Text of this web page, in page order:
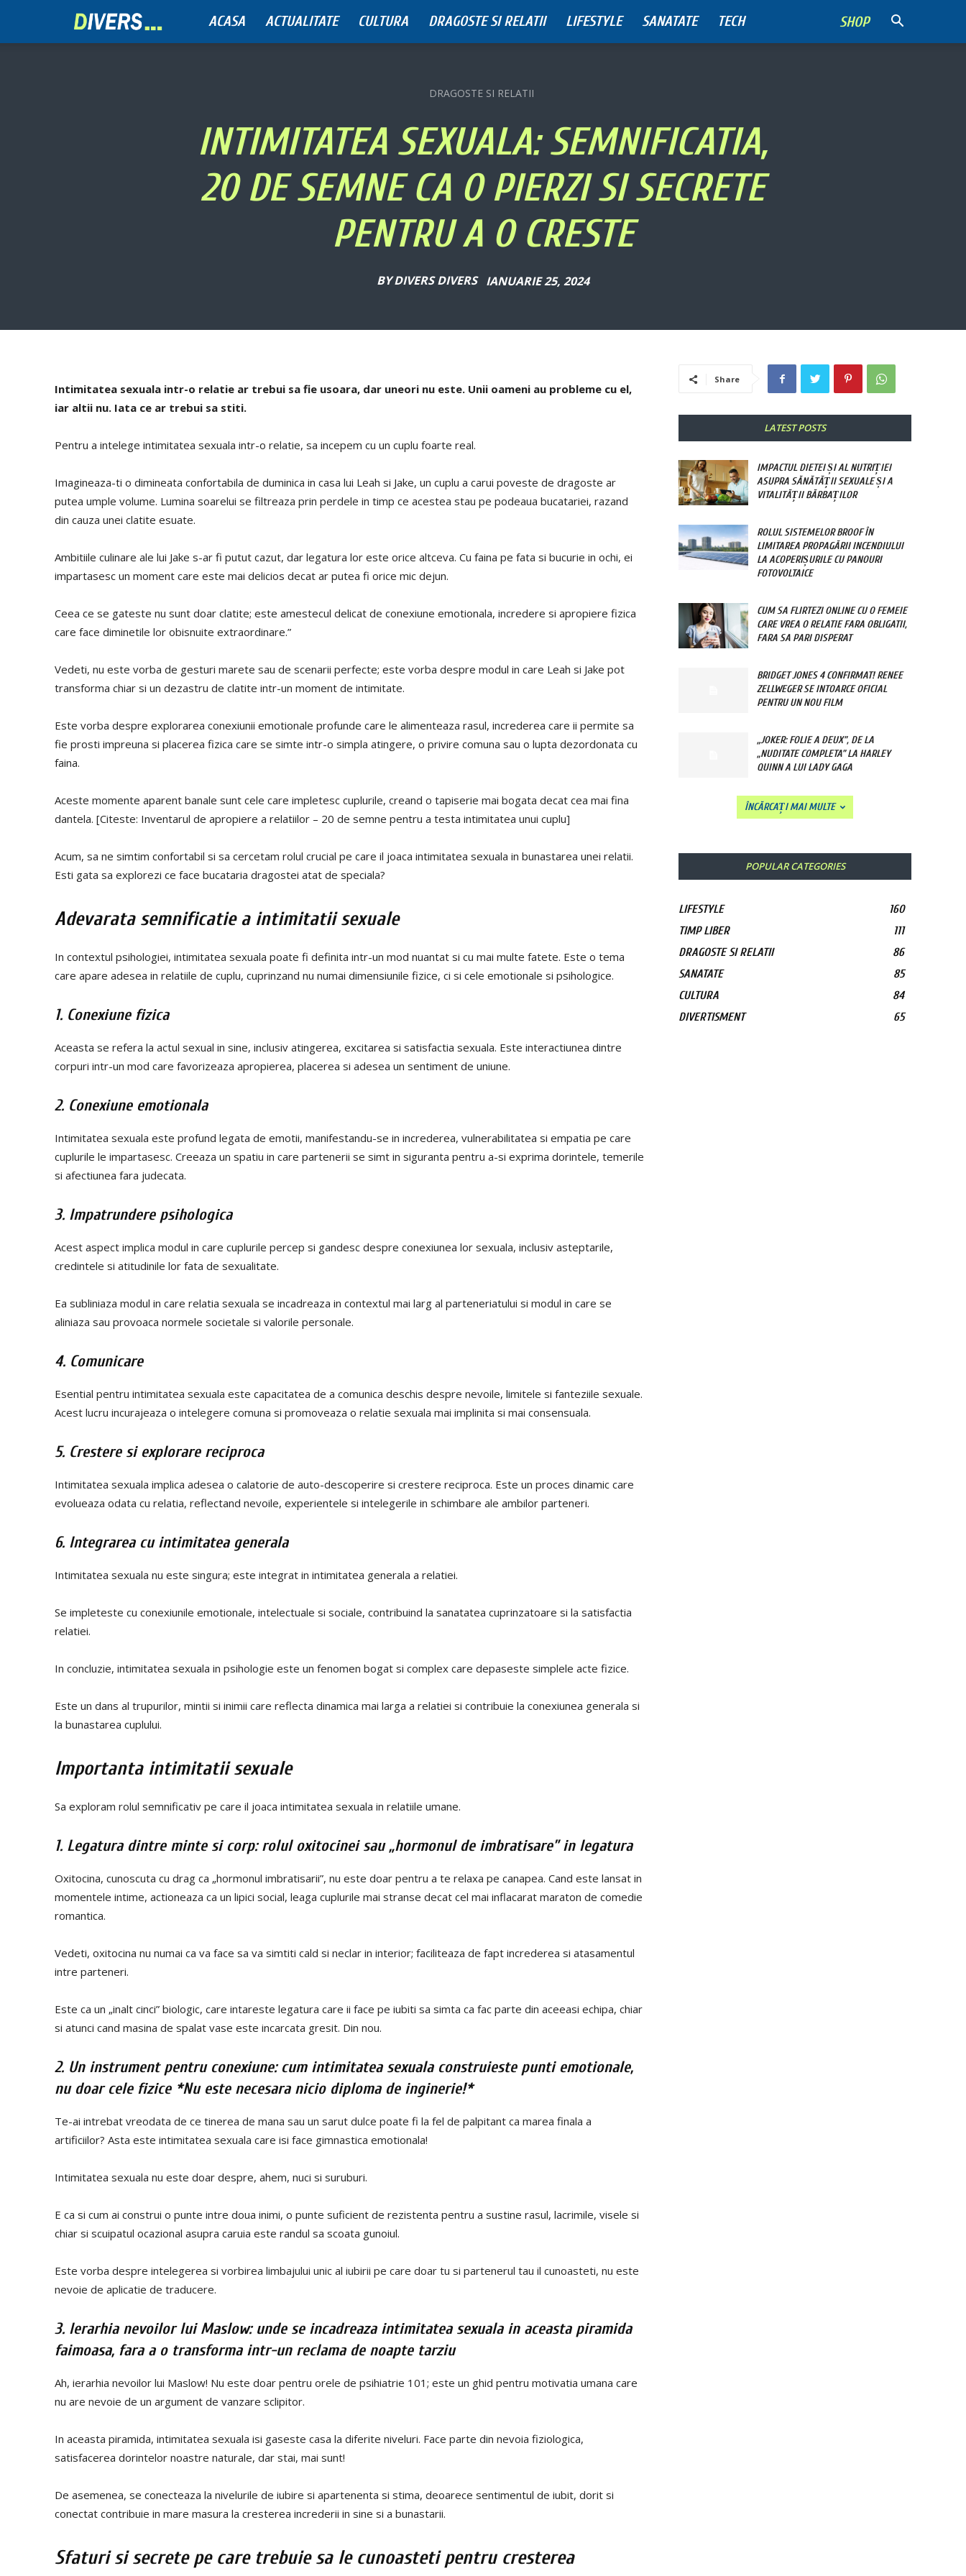
SHOP
ACASA ACTUALITATE CULTURA DRAGOSTE SI RELATII LIFESTYLE SANATATE TECH
DRAGOSTE SI RELATII
INTIMITATEA SEXUALA: SEMNIFICATIA,
20 DE SEMNE CA O PIERZI SI SECRETE
PENTRU A O CRESTE
BYDIVERS DIVERS IANUARIE 25, 2024
Intimitatea sexuala intr-o relatie ar trebui sa fie usoara, dar uneori nu este. Unii oameni au probleme cu el,
iar altii nu. Iata ce ar trebui sa stiti.
Pentru a intelege intimitatea sexuala intr-o relatie, sa incepem cu un cuplu foarte real.
Imagineaza-ti o dimineata confortabila de duminica in casa lui Leah si Jake, un cuplu a carui poveste de dragoste ar
putea umple volume. Lumina soarelui se filtreaza prin perdele in timp ce acestea stau pe podeaua bucatariei, razand
din cauza unei clatite esuate.
Ambitiile culinare ale lui Jake s-ar fi putut cazut, dar legatura lor este orice altceva. Cu faina pe fata si bucurie in ochi, ei
impartasesc un moment care este mai delicios decat ar putea fi orice mic dejun.
Ceea ce se gateste nu sunt doar clatite; este amestecul delicat de conexiune emotionala, incredere si apropiere fizica
care face diminetile lor obisnuite extraordinare.”
Vedeti, nu este vorba de gesturi marete sau de scenarii perfecte; este vorba despre modul in care Leah si Jake pot
transforma chiar si un dezastru de clatite intr-un moment de intimitate.
Este vorba despre explorarea conexiunii emotionale profunde care le alimenteaza rasul, increderea care ii permite sa
fie prosti impreuna si placerea fizica care se simte intr-o simpla atingere, o privire comuna sau o lupta dezordonata cu
faina.
Aceste momente aparent banale sunt cele care impletesc cuplurile, creand o tapiserie mai bogata decat cea mai fina
dantela. [Citeste: Inventarul de apropiere a relatiilor – 20 de semne pentru a testa intimitatea unui cuplu]
Acum, sa ne simtim confortabil si sa cercetam rolul crucial pe care il joaca intimitatea sexuala in bunastarea unei relatii.
Esti gata sa explorezi ce face bucataria dragostei atat de speciala?
Adevarata semnificatie a intimitatii sexuale
In contextul psihologiei, intimitatea sexuala poate fi definita intr-un mod nuantat si cu mai multe fatete. Este o tema
care apare adesea in relatiile de cuplu, cuprinzand nu numai dimensiunile fizice, ci si cele emotionale si psihologice.
1. Conexiune fizica
Aceasta se refera la actul sexual in sine, inclusiv atingerea, excitarea si satisfactia sexuala. Este interactiunea dintre
corpuri intr-un mod care favorizeaza apropierea, placerea si adesea un sentiment de uniune.
2. Conexiune emotionala
Intimitatea sexuala este profund legata de emotii, manifestandu-se in increderea, vulnerabilitatea si empatia pe care
cuplurile le impartasesc. Creeaza un spatiu in care partenerii se simt in siguranta pentru a-si exprima dorintele, temerile
si afectiunea fara judecata.
3. Impatrundere psihologica
Acest aspect implica modul in care cuplurile percep si gandesc despre conexiunea lor sexuala, inclusiv asteptarile,
credintele si atitudinile lor fata de sexualitate.
Ea subliniaza modul in care relatia sexuala se incadreaza in contextul mai larg al parteneriatului si modul in care se
aliniaza sau provoaca normele societale si valorile personale.
4. Comunicare
Esential pentru intimitatea sexuala este capacitatea de a comunica deschis despre nevoile, limitele si fanteziile sexuale.
Acest lucru incurajeaza o intelegere comuna si promoveaza o relatie sexuala mai implinita si mai consensuala.
5. Crestere si explorare reciproca
Intimitatea sexuala implica adesea o calatorie de auto-descoperire si crestere reciproca. Este un proces dinamic care
evolueaza odata cu relatia, reflectand nevoile, experientele si intelegerile in schimbare ale ambilor parteneri.
6. Integrarea cu intimitatea generala
Intimitatea sexuala nu este singura; este integrat in intimitatea generala a relatiei.
Se impleteste cu conexiunile emotionale, intelectuale si sociale, contribuind la sanatatea cuprinzatoare si la satisfactia
relatiei.
In concluzie, intimitatea sexuala in psihologie este un fenomen bogat si complex care depaseste simplele acte fizice.
Este un dans al trupurilor, mintii si inimii care reflecta dinamica mai larga a relatiei si contribuie la conexiunea generala si
la bunastarea cuplului.
Importanta intimitatii sexuale
Sa exploram rolul semnificativ pe care il joaca intimitatea sexuala in relatiile umane.
1. Legatura dintre minte si corp: rolul oxitocinei sau „hormonul de imbratisare” in legatura
Oxitocina, cunoscuta cu drag ca „hormonul imbratisarii”, nu este doar pentru a te relaxa pe canapea. Cand este lansat in
momentele intime, actioneaza ca un lipici social, leaga cuplurile mai stranse decat cel mai inflacarat maraton de comedie
romantica.
Vedeti, oxitocina nu numai ca va face sa va simtiti cald si neclar in interior; faciliteaza de fapt increderea si atasamentul
intre parteneri.
Este ca un „inalt cinci” biologic, care intareste legatura care ii face pe iubiti sa simta ca fac parte din aceeasi echipa, chiar
si atunci cand masina de spalat vase este incarcata gresit. Din nou.
2. Un instrument pentru conexiune: cum intimitatea sexuala construieste punti emotionale,
nu doar cele fizice *Nu este necesara nicio diploma de inginerie!*
Te-ai intrebat vreodata de ce tinerea de mana sau un sarut dulce poate fi la fel de palpitant ca marea finala a
artificiilor? Asta este intimitatea sexuala care isi face gimnastica emotionala!
Intimitatea sexuala nu este doar despre, ahem, nuci si suruburi.
E ca si cum ai construi o punte intre doua inimi, o punte suficient de rezistenta pentru a sustine rasul, lacrimile, visele si
chiar si scuipatul ocazional asupra caruia este randul sa scoata gunoiul.
Este vorba despre intelegerea si vorbirea limbajului unic al iubirii pe care doar tu si partenerul tau il cunoasteti, nu este
nevoie de aplicatie de traducere.
3. Ierarhia nevoilor lui Maslow: unde se incadreaza intimitatea sexuala in aceasta piramida
faimoasa, fara a o transforma intr-un reclama de noapte tarziu
Ah, ierarhia nevoilor lui Maslow! Nu este doar pentru orele de psihiatrie 101; este un ghid pentru motivatia umana care
nu are nevoie de un argument de vanzare sclipitor.
In aceasta piramida, intimitatea sexuala isi gaseste casa la diferite niveluri. Face parte din nevoia fiziologica,
satisfacerea dorintelor noastre naturale, dar stai, mai sunt!
De asemenea, se conecteaza la nivelurile de iubire si apartenenta si stima, deoarece sentimentul de iubit, dorit si
conectat contribuie in mare masura la cresterea increderii in sine si a bunastarii.
Sfaturi si secrete pe care trebuie sa le cunoasteti pentru cresterea
Share
LATEST POSTS
IMPACTUL DIETEI ȘI AL NUTRIȚIEI
ASUPRA SĂNĂTĂȚII SEXUALE ȘI A
VITALITĂȚII BĂRBAȚILOR
ROLUL SISTEMELOR BROOF ÎN
LIMITAREA PROPAGĂRII INCENDIULUI
LA ACOPERIȘURILE CU PANOURI
FOTOVOLTAICE
CUM SA FLIRTEZI ONLINE CU O FEMEIE
CARE VREA O RELATIE FARA OBLIGATII,
FARA SA PARI DISPERAT
BRIDGET JONES 4 CONFIRMAT! RENEE
ZELLWEGER SE INTOARCE OFICIAL
PENTRU UN NOU FILM
„JOKER: FOLIE A DEUX”, DE LA
„NUDITATE COMPLETA” LA HARLEY
QUINN A LUI LADY GAGA
ÎNCĂRCAȚI MAI MULTE
POPULAR CATEGORIES
LIFESTYLE
160
TIMP LIBER
111
DRAGOSTE SI RELATII
86
SANATATE
85
CULTURA
84
DIVERTISMENT
65